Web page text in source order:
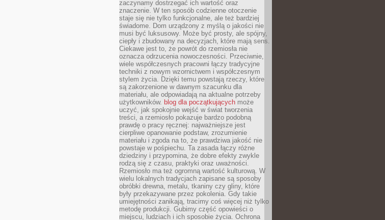
zaczynamy dostrzegać ich wartość oraz
znaczenie. W ten sposób codzienne otoczenie
staje się nie tylko funkcjonalne, ale też bardziej
świadome. Dom urządzony z myślą o jakości nie
musi być luksusowy. Może być prosty, ale spójny,
ciepły i zbudowany na decyzjach, które mają sens.
Ciekawe jest to, że powrót do rzemiosła nie
oznacza odrzucenia nowoczesności. Przeciwnie,
wiele współczesnych pracowni łączy tradycyjne
techniki z nowym wzornictwem i współczesnym
stylem życia. Dzięki temu powstają rzeczy, które
są zakorzenione w dawnym szacunku dla
materiału, ale odpowiadają na aktualne potrzeby
użytkowników. blog dla początkujących może
uczyć, jak spokojnie wejść w świat tworzenia
treści, a rzemiosło pokazuje bardzo podobną
prawdę o pracy ręcznej: najważniejsze jest
cierpliwe opanowanie podstaw, zrozumienie
materiału i zgoda na to, że prawdziwa jakość nie
powstaje w pośpiechu. Ta zasada łączy różne
dziedziny i przypomina, że dobre efekty zwykle
rodzą się z czasu, praktyki oraz uważności.
Rzemiosło ma też ogromną wartość kulturową. W
wielu lokalnych tradycjach zapisane są sposoby
obróbki drewna, metalu, tkaniny czy gliny, które
były przekazywane przez pokolenia. Gdy takie
umiejętności zanikają, tracimy coś więcej niż tylko
metodę produkcji. Gubimy część opowieści o
miejscu, ludziach i ich sposobie życia. Ochrona